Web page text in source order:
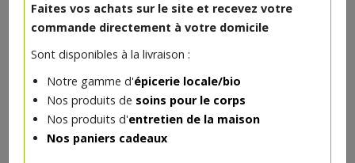
Faites vos achats sur le site et recevez votre
commande directement à votre domicile
Sont disponibles à la livraison :
Notre gamme d'épicerie locale/bio
Nos produits de soins pour le corps
Nos produits d'entretien de la maison
Nos paniers cadeaux